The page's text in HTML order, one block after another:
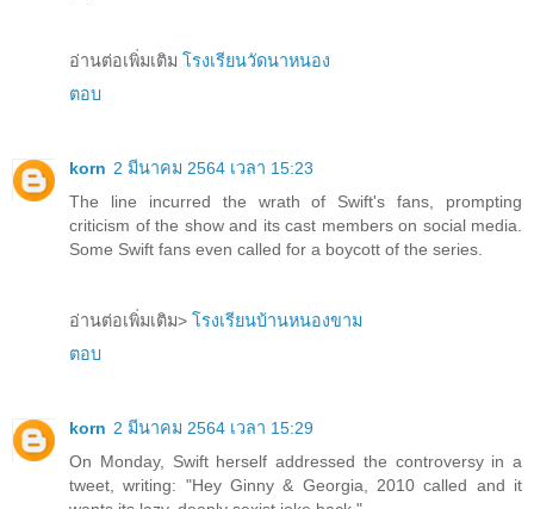
อ่านต่อเพิ่มเติม โรงเรียนวัดนาหนอง
ตอบ
korn 2 มีนาคม 2564 เวลา 15:23
The line incurred the wrath of Swift's fans, prompting
criticism of the show and its cast members on social media.
Some Swift fans even called for a boycott of the series.
อ่านต่อเพิ่มเติม> โรงเรียนบ้านหนองขาม
ตอบ
korn 2 มีนาคม 2564 เวลา 15:29
On Monday, Swift herself addressed the controversy in a
tweet, writing: "Hey Ginny & Georgia, 2010 called and it